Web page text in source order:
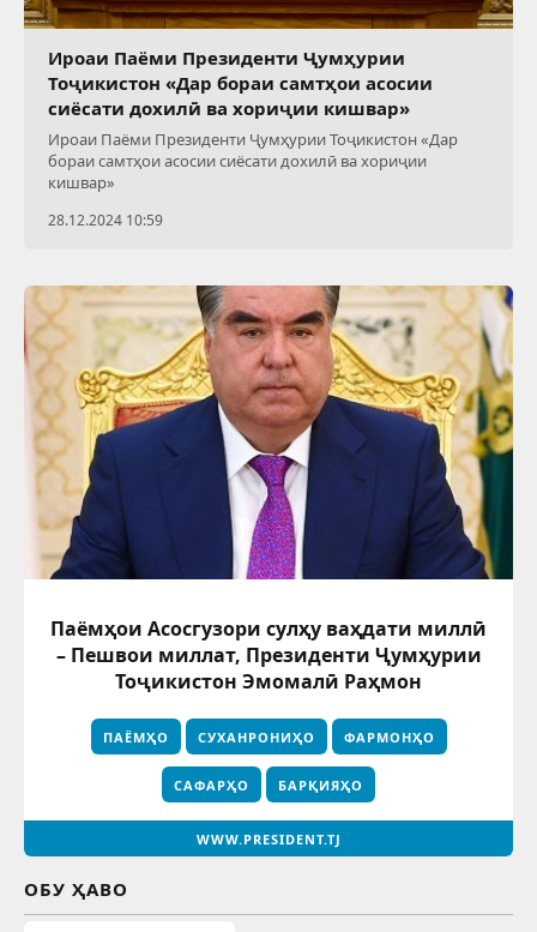
Ироаи Паёми Президенти Ҷумҳурии
Тоҷикистон «Дар бораи самтҳои асосии
сиёсати дохилӣ ва хориҷии кишвар»
Ироаи Паёми Президенти Ҷумҳурии Тоҷикистон «Дар
бораи самтҳои асосии сиёсати дохилӣ ва хориҷии
кишвар»
28.12.2024 10:59
Паёмҳои Асосгузори сулҳу ваҳдати миллӣ
– Пешвои миллат, Президенти Ҷумҳурии
Тоҷикистон Эмомалӣ Раҳмон
ПАЁМҲО СУХАНРОНИҲО ФАРМОНҲО
САФАРҲО БАРҚИЯҲО
WWW.PRESIDENT.TJ
ОБУ ҲАВО